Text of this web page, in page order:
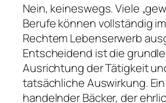
Nein, keineswegs. Viele
Berufe können vollständig
Rechtem Lebenserwerb
Entscheidend ist die
Ausrichtungder Tätigkeit
tatsächliche Auswirkung.
handelnder Bäcker, der